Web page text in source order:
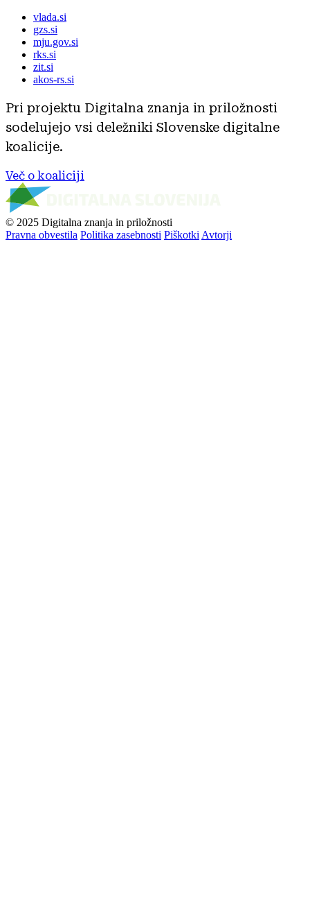
vlada.si
gzs.si
mju.gov.si
rks.si
zit.si
akos-rs.si
Pri projektu Digitalna znanja in priložnosti
sodelujejo vsi deležniki Slovenske digitalne
koalicije.
Več o koaliciji
© 2025 Digitalna znanja in priložnosti
Pravna obvestila Politika zasebnosti Piškotki Avtorji